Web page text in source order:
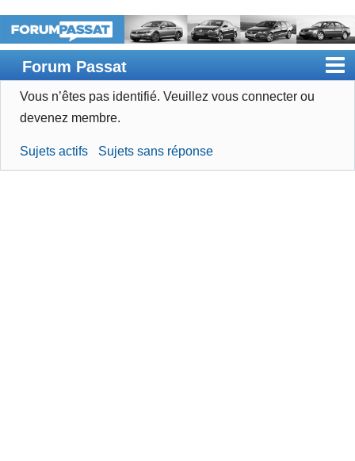
Forum Passat
Accueil
Devenir membre
Vous n’êtes pas identifié. Veuillez vous connecter ou
devenez membre.
Sujets actifs Sujets sans réponse